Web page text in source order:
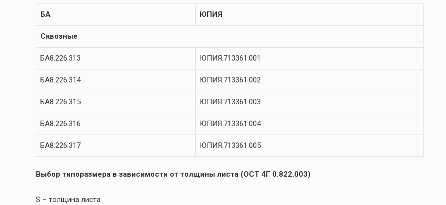
БА ЮПИЯ
Сквозные
БА8.226.313 ЮПИЯ.713361.001
БА8.226.314 ЮПИЯ.713361.002
БА8.226.315 ЮПИЯ.713361.003
БА8.226.316 ЮПИЯ.713361.004
БА8.226.317 ЮПИЯ.713361.005
Выбор типоразмера в зависимости от толщины листа (ОСТ 4Г 0.822.003)
S – толщина листа